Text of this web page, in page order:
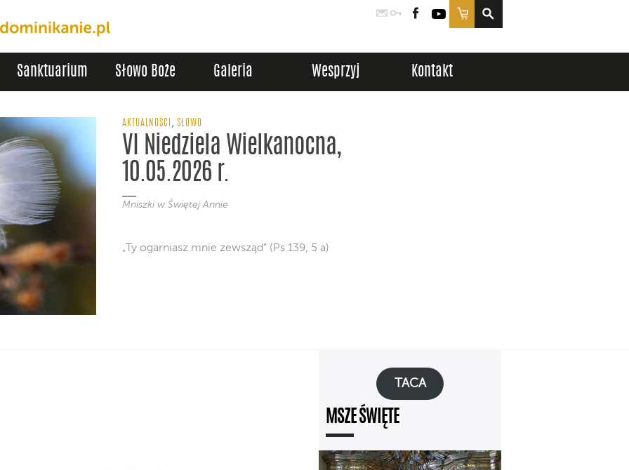
PocztaLogowanie
FacebookYouTube
Sklep
Sanktuarium Słowo Boże Galeria Wesprzyj Kontakt
AKTUALNOŚCI , SŁOWO
VI Niedziela Wielkanocna,
10.05.2026 r.
Mniszki w Świętej Annie
„Ty ogarniasz mnie zewsząd” (Ps 139, 5 a)
TACA
MSZE ŚWIĘTE